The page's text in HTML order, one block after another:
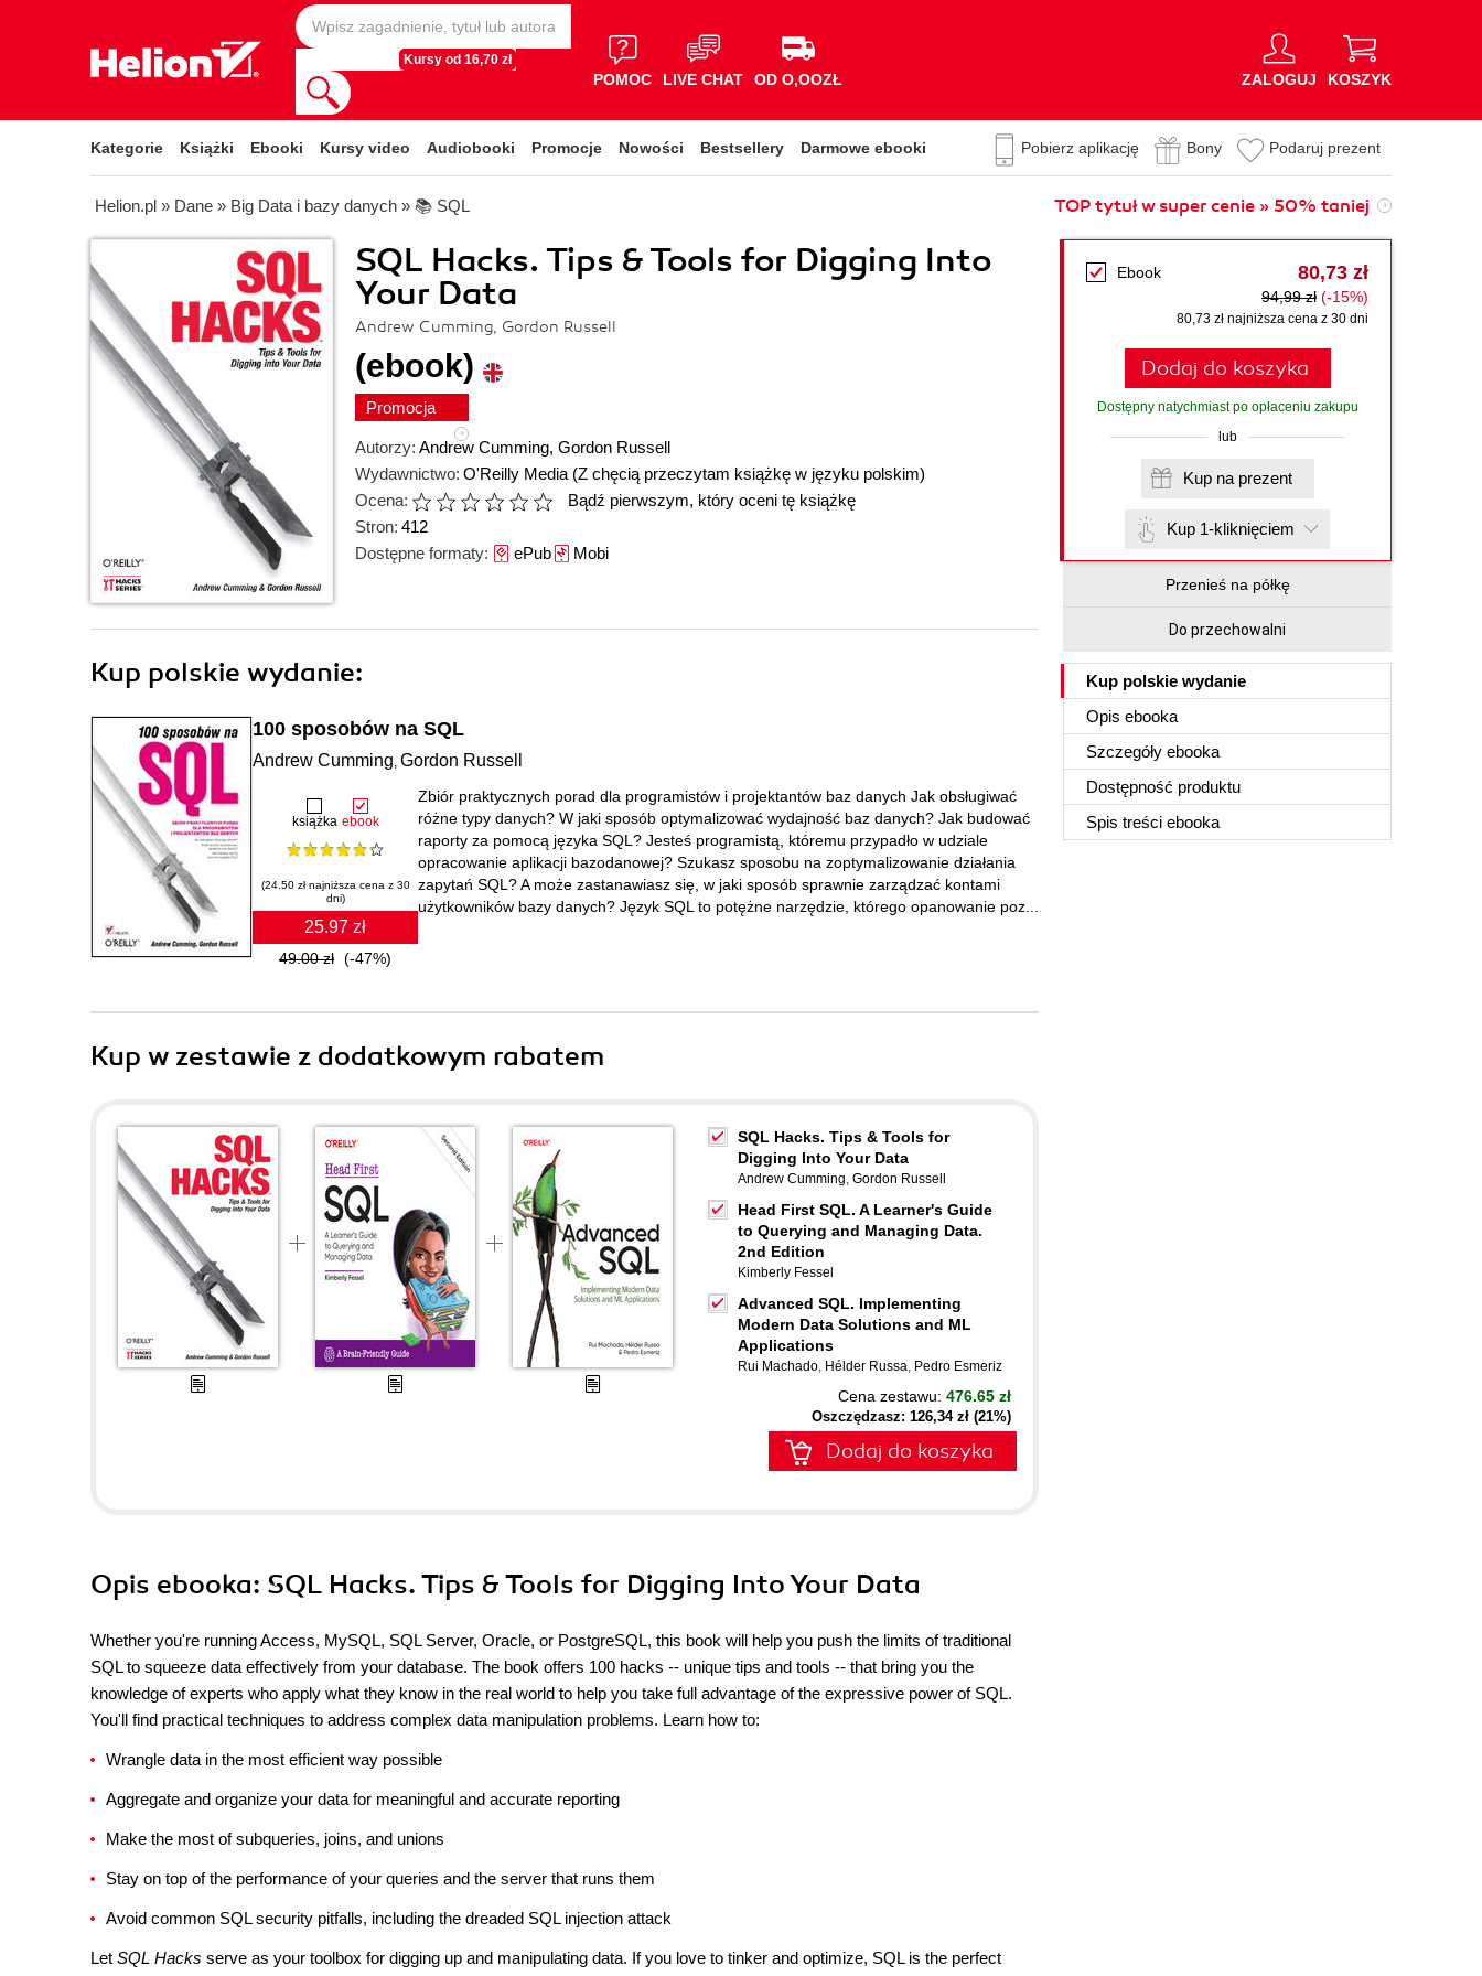
Kursy od 16,70 zł
POMOC LIVE CHAT OD O,OOZŁ ZALOGUJ KOSZYK
Kategorie Książki Ebooki Kursy video Audiobooki Promocje Nowości Bestsellery Darmowe ebooki Pobierz aplikację Bony Podaruj prezent
Helion.pl » Dane » Big Data i bazy danych » 📚 SQL TOP tytuł w super cenie » 50% taniej
SQL Hacks. Tips & Tools for Digging Into
Your Data
Andrew Cumming, Gordon Russell
(ebook)
Promocja
Autorzy: Andrew Cumming, Gordon Russell
Wydawnictwo: O'Reilly Media (Z chęcią przeczytam książkę w języku polskim)
Ocena:
Bądź pierwszym, który oceni tę książkę
Stron: 412
Dostępne formaty: ePubMobi
Ebook 80,73 zł
94,99 zł (-15%)
80,73 zł najniższa cena z 30 dni
Dodaj do koszyka
Dostępny natychmiast po opłaceniu zakupu
lub
Kup na prezent
Kup 1-kliknięciem
Przenieś na półkę
Do przechowalni
Kup polskie wydanie
Opis ebooka
Szczegóły ebooka
Dostępność produktu
Spis treści ebooka
Kup polskie wydanie:
100 sposobów na SQL
Andrew Cumming, Gordon Russell
książka ebook
(24.50 zł najniższa cena z 30
dni)
25.97 zł
49.00 zł (-47%)
Zbiór praktycznych porad dla programistów i projektantów baz danych Jak obsługiwać
różne typy danych? W jaki sposób optymalizować wydajność baz danych? Jak budować
raporty za pomocą języka SQL? Jesteś programistą, któremu przypadło w udziale
opracowanie aplikacji bazodanowej? Szukasz sposobu na zoptymalizowanie działania
zapytań SQL? A może zastanawiasz się, w jaki sposób sprawnie zarządzać kontami
użytkowników bazy danych? Język SQL to potężne narzędzie, którego opanowanie poz...
Kup w zestawie z dodatkowym rabatem
SQL Hacks. Tips & Tools for
Digging Into Your Data
Andrew Cumming, Gordon Russell
Head First SQL. A Learner's Guide
to Querying and Managing Data.
2nd Edition
Kimberly Fessel
Advanced SQL. Implementing
Modern Data Solutions and ML
Applications
Rui Machado, Hélder Russa, Pedro Esmeriz
Cena zestawu: 476.65 zł
Oszczędzasz: 126,34 zł (21%)
Dodaj do koszyka
Opis ebooka: SQL Hacks. Tips & Tools for Digging Into Your Data
Whether you're running Access, MySQL, SQL Server, Oracle, or PostgreSQL, this book will help you push the limits of traditional
SQL to squeeze data effectively from your database. The book offers 100 hacks -- unique tips and tools -- that bring you the
knowledge of experts who apply what they know in the real world to help you take full advantage of the expressive power of SQL.
You'll find practical techniques to address complex data manipulation problems. Learn how to:
Wrangle data in the most efficient way possible
Aggregate and organize your data for meaningful and accurate reporting
Make the most of subqueries, joins, and unions
Stay on top of the performance of your queries and the server that runs them
Avoid common SQL security pitfalls, including the dreaded SQL injection attack
Let SQL Hacks serve as your toolbox for digging up and manipulating data. If you love to tinker and optimize, SQL is the perfect